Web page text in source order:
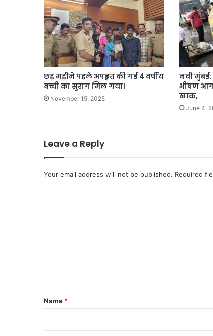
छह महीने पहले अपहृत की गई 4 वर्षीय
बच्ची का सुराग मिल गया।
November 15, 2025
नवी मुंबई:
भीषण आग
खाक,
June 4,
Leave a Reply
Your email address will not be published. Required
*
Name *